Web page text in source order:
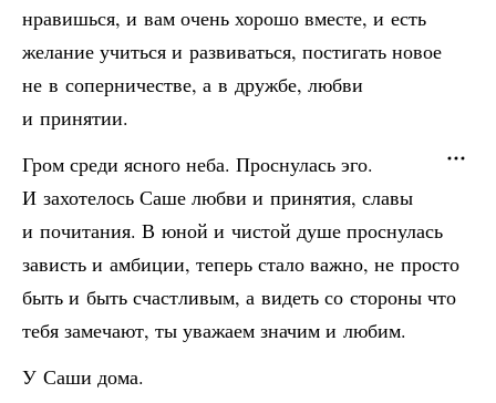
нравишься, и вам очень хорошо вместе, и есть
желание учиться и развиваться, постигать новое
не в соперничестве, а в дружбе, любви
и принятии.
Гром среди ясного неба. Проснулась эго.
И захотелось Саше любви и принятия, славы
и почитания. В юной и чистой душе проснулась
зависть и амбиции, теперь стало важно, не просто
быть и быть счастливым, а видеть со стороны что
тебя замечают, ты уважаем значим и любим.
У Саши дома.